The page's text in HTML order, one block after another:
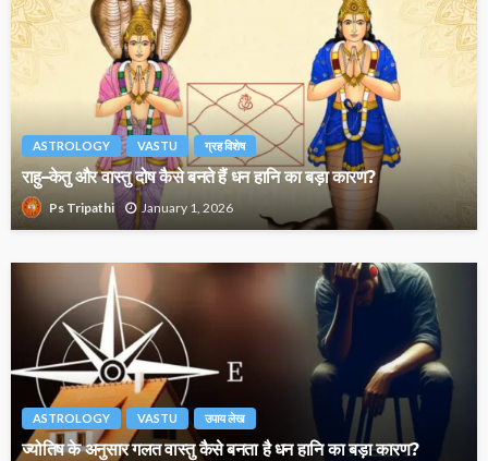
ASTROLOGY VASTU ग्रह विशेष
राहु–केतु और वास्तु दोष कैसे बनते हैं धन हानि का बड़ा कारण?
Ps Tripathi January 1, 2026
ASTROLOGY VASTU उपाय लेख
ज्योतिष के अनुसार गलत वास्तु कैसे बनता है धन हानि का बड़ा कारण?